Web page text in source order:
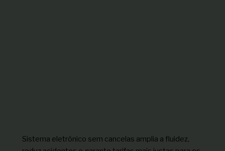
Sistema eletrônico sem cancelas amplia a fluidez,